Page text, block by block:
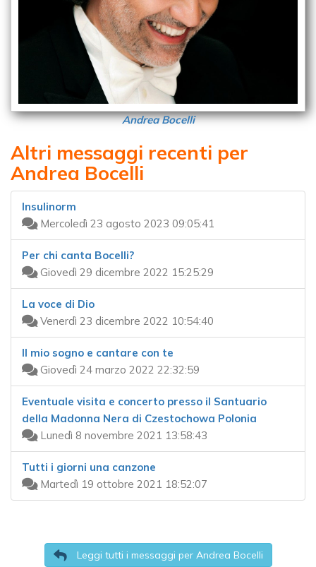
Andrea Bocelli
Altri messaggi recenti per
Andrea Bocelli
Insulinorm
Mercoledì 23 agosto 2023 09:05:41
Per chi canta Bocelli?
Giovedì 29 dicembre 2022 15:25:29
La voce di Dio
Venerdì 23 dicembre 2022 10:54:40
Il mio sogno e cantare con te
Giovedì 24 marzo 2022 22:32:59
Eventuale visita e concerto presso il Santuario
della Madonna Nera di Czestochowa Polonia
Lunedì 8 novembre 2021 13:58:43
Tutti i giorni una canzone
Martedì 19 ottobre 2021 18:52:07
Leggi tutti i messaggi per Andrea Bocelli